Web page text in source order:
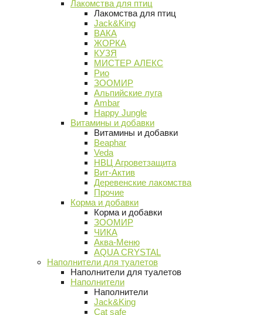
Лакомства для птиц
Лакомства для птиц
Jack&King
ВАКА
ЖОРКА
КУЗЯ
МИСТЕР АЛЕКС
Рио
ЗООМИР
Альпийские луга
Ambar
Happy Jungle
Витамины и добавки
Витамины и добавки
Beaphar
Veda
НВЦ Агроветзащита
Вит-Актив
Деревенские лакомства
Прочие
Корма и добавки
Корма и добавки
ЗООМИР
ЧИКА
Аква-Меню
AQUA CRYSTAL
Наполнители для туалетов
Наполнители для туалетов
Наполнители
Наполнители
Jack&King
Cat safe